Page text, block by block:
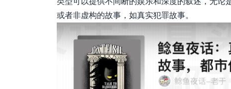
或者非虚构的故事，如真实犯罪故事。